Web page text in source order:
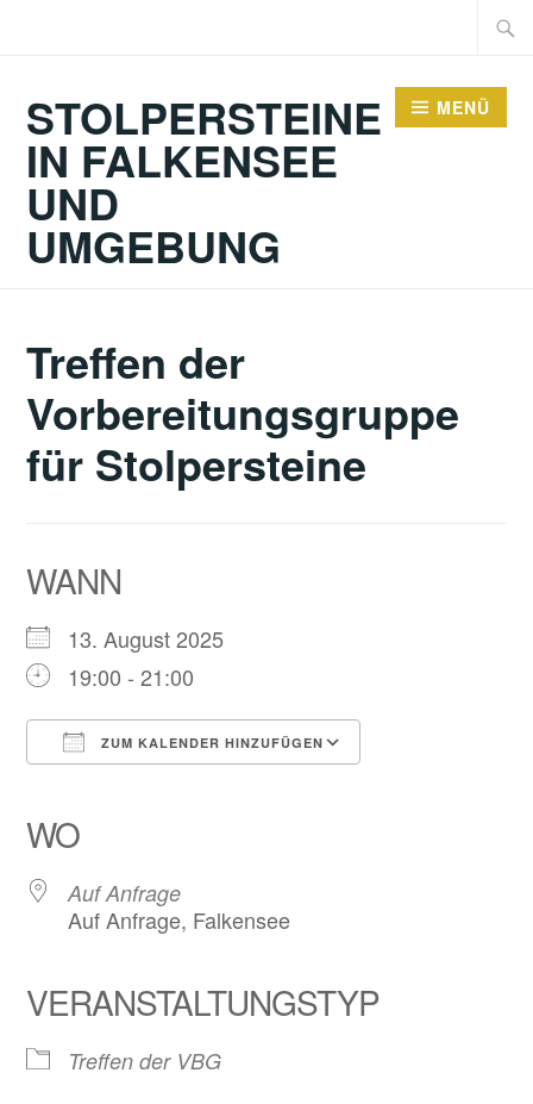
Suche
STOLPERSTEINE
IN FALKENSEE
UND
UMGEBUNG
MENÜ
Treffen der
Vorbereitungsgruppe
für Stolpersteine
WANN
13. August 2025
19:00 - 21:00
ZUM KALENDER HINZUFÜGEN
WO
Auf Anfrage
Auf Anfrage, Falkensee
VERANSTALTUNGSTYP
Treffen der VBG